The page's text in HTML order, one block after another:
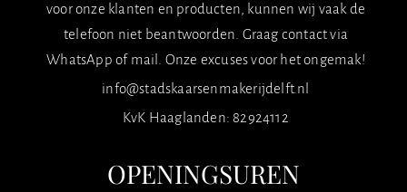
voor onze klanten en producten, kunnen wij vaak de
telefoon niet beantwoorden. Graag contact via
WhatsApp of mail. Onze excuses voor het ongemak!
info@stadskaarsenmakerijdelft.nl
KvK Haaglanden: 82924112
OPENINGSUREN